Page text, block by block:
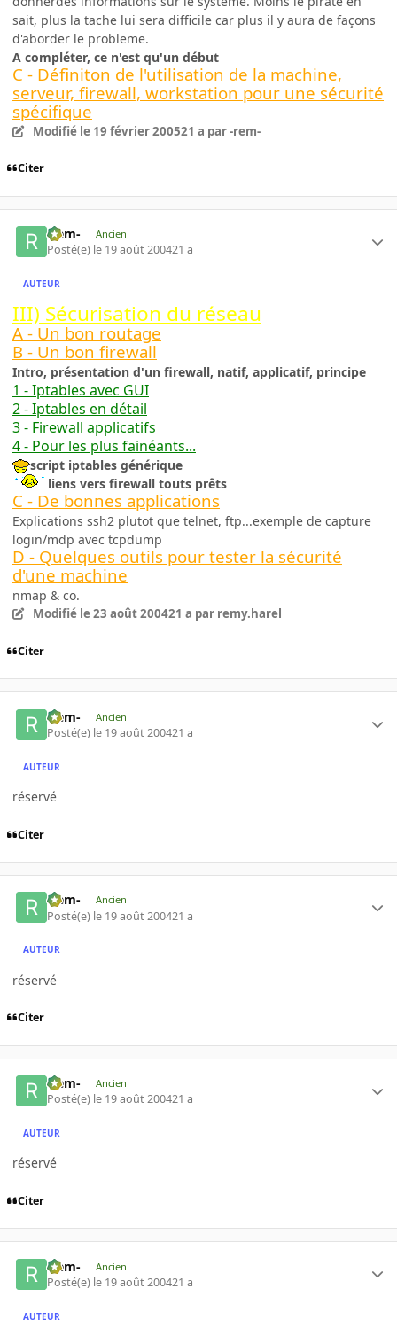
sait, plus la tache lui sera difficile car plus il y aura de façons
d'aborder le probleme.
A compléter, ce n'est qu'un début
C - Définiton de l'utilisation de la machine,
serveur, firewall, workstation pour une sécurité
spécifique
Modifié le 19 février 200521 a par -rem-
Citer
-rem- Ancien
Posté(e) le 19 août 200421 a
AUTEUR
III) Sécurisation du réseau
A - Un bon routage
B - Un bon firewall
Intro, présentation d'un firewall, natif, applicatif, principe
1 - Iptables avec GUI
2 - Iptables en détail
3 - Firewall applicatifs
4 - Pour les plus fainéants...
script iptables générique
liens vers firewall touts prêts
C - De bonnes applications
Explications ssh2 plutot que telnet, ftp...exemple de capture
login/mdp avec tcpdump
D - Quelques outils pour tester la sécurité
d'une machine
nmap & co.
Modifié le 23 août 200421 a par remy.harel
Citer
-rem- Ancien
Posté(e) le 19 août 200421 a
AUTEUR
réservé
Citer
-rem- Ancien
Posté(e) le 19 août 200421 a
AUTEUR
réservé
Citer
-rem- Ancien
Posté(e) le 19 août 200421 a
AUTEUR
réservé
Citer
-rem- Ancien
Posté(e) le 19 août 200421 a
AUTEUR